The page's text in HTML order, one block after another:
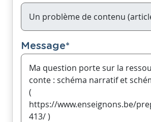
Message*